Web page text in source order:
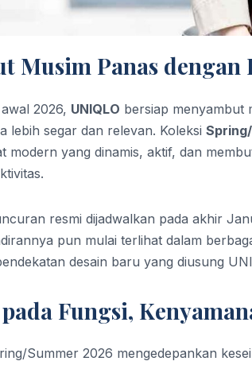
Musim Panas
2026, UNIQLO bersiap menyambut
lebih segar dan relevan. Koleksi
modern yang dinamis, aktif, dan
resmi dijadwalkan pada akhir
pun mulai terlihat dalam
desain baru yang diusung
Fungsi,
Summer 2026 mengedepankan